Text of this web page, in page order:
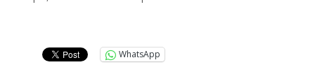
WhatsApp